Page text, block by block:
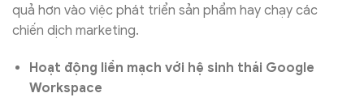
quả hơn vào việc phát triển sản phẩm hay chạy các
chiến dịch marketing.
Hoạt động liền mạch với hệ sinh thái Google
Workspace